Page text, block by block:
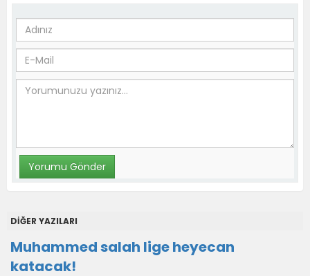
DİĞER YAZILARI
Muhammed salah lige heyecan
katacak!